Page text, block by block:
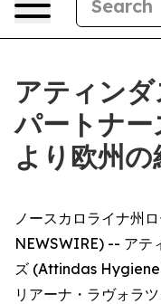
アティンダ
パートナー
より欧州
ノースカロライナ州
NEWSWIRE) -- アテ
ズ (Attindas Hygiene
リアーナ・ラヴォラ